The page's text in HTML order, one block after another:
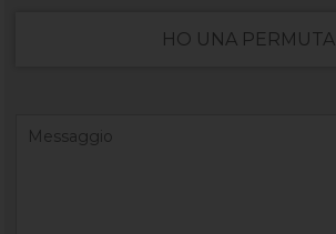
HO UNA PERMUTA